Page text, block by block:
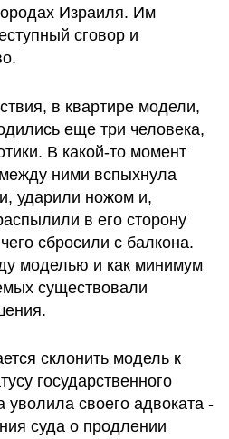
Израиля. Им
сговор и
в квартире модели,
еще три человека,
В какой-то момент
ними вспыхнула
ударили ножом и,
в его сторону
сбросили с балкона.
моделью и как минимум
существовали
склонить модель к
государственного
уволила своего адвоката -
суда о продлении